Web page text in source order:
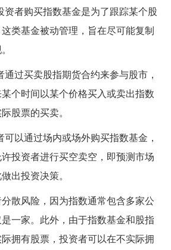
资者购买指数基金是为了跟踪某个股
类基金被动管理，旨在尽可能复制
过买卖股指期货合约来参与股市，
个时间以某个价格买入或卖出指数
股票的买卖。
以通过场内或场外购买指数基金，
投资者进行买空卖空，即预测市场
出投资决策。
散风险，因为指数通常包含多家公
一家。此外，由于指数基金和股指
拥有股票，投资者可以在不实际拥